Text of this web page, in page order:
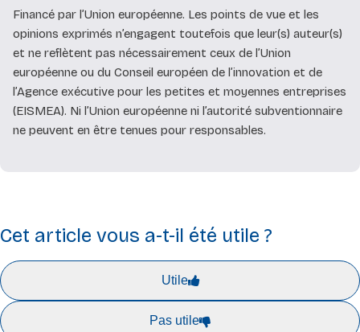
Financé par l’Union européenne. Les points de vue et les
opinions exprimés n’engagent toutefois que leur(s) auteur(s)
et ne reflètent pas nécessairement ceux de l’Union
européenne ou du Conseil européen de l’innovation et de
l’Agence exécutive pour les petites et moyennes entreprises
(EISMEA). Ni l’Union européenne ni l’autorité subventionnaire
ne peuvent en être tenues pour responsables.
Cet article vous a-t-il été utile ?
Utile
Pas utile